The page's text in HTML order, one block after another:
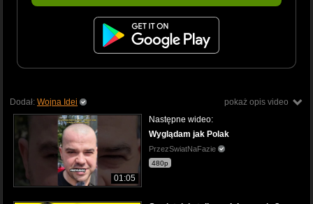
pokaż opis video
Dodał: Wojna Idei
01:05
Następne wideo:
Wyglądam jak Polak
PrzezSwiatNaFazie
480p